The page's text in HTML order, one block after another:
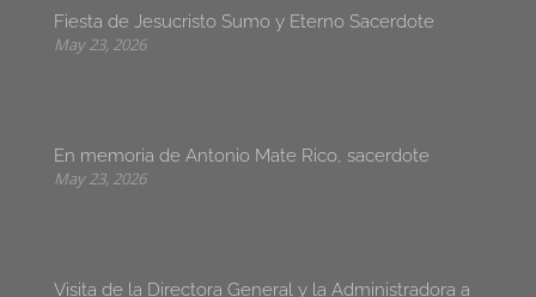
Fiesta de Jesucristo Sumo y Eterno Sacerdote
May 23, 2026
En memoria de Antonio Mate Rico, sacerdote
May 23, 2026
Visita de la Directora General y la Administradora a